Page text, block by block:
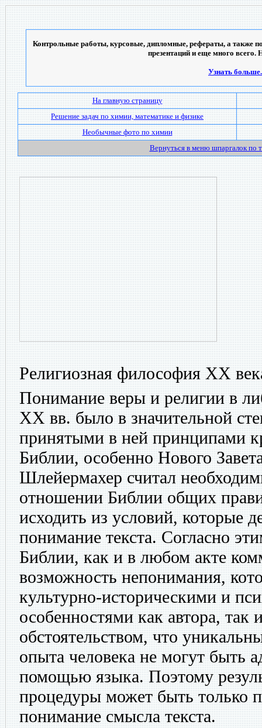
Контрольные работы, курсовые, дипломные, рефераты, а также
презентаций и еще много всего.
Узнать
На главную страницу
Решение задач по химии, математике и физике
Необычные фото по химии
Вернуться в меню шпаргалок по
Религиозная философия XX
Понимание веры и религии в
XX вв. было в значительной
принятыми в ней принципами
Библии, особенно Нового
Шлейермахер считал
отношении Библии общих
исходить из условий, которые
понимание текста. Согласно
Библии, как и в любом акте
возможность непонимания,
культурно-историческими и
особенностями как автора, так
обстоятельством, что
опыта человека не могут быть
помощью языка. Поэтому
процедуры может быть только
понимание смысла текста.